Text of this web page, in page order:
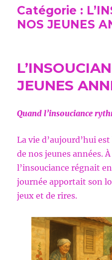
Catégorie :
NOS JEUNES
JEUNES
Quand l’insouciance
La vie d’aujourd’hui
de nos jeunes années.
l’insouciance régnait
journée apportait son
jeux et de rires.